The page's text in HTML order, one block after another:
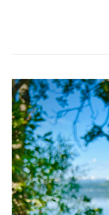
SEGA
HJORTRONRUTOR
MED
VIT
CHOKLAD